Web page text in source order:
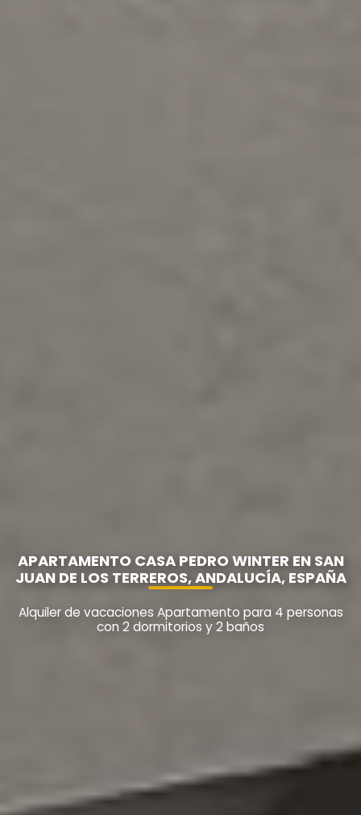
APARTAMENTO CASA PEDRO WINTER EN SAN
JUAN DE LOS TERREROS, ANDALUCÍA, ESPAÑA
Alquiler de vacaciones Apartamento para 4 personas
con 2 dormitorios y 2 baños